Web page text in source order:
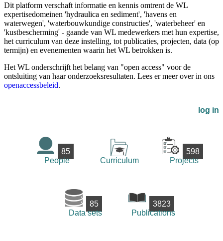
Dit platform verschaft informatie en kennis omtrent de WL
expertisedomeinen 'hydraulica en sediment', 'havens en
waterwegen', 'waterbouwkundige constructies', 'waterbeheer' en
'kustbescherming' - gaande van WL medewerkers met hun expertise,
het curriculum van deze instelling, tot publicaties, projecten, data (op
termijn) en evenementen waarin het WL betrokken is.
Het WL onderschrijft het belang van "open access" voor de
ontsluiting van haar onderzoeksresultaten. Lees er meer over in ons
openaccessbeleid.
log in
85
People
Curriculum
598
Projects
85
Data sets
3823
Publications